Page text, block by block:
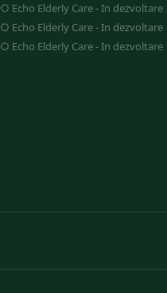
○ Echo Elderly Care-In dezvoltare
○ Echo Elderly Care-In dezvoltare
○ Echo Elderly Care-In dezvoltare